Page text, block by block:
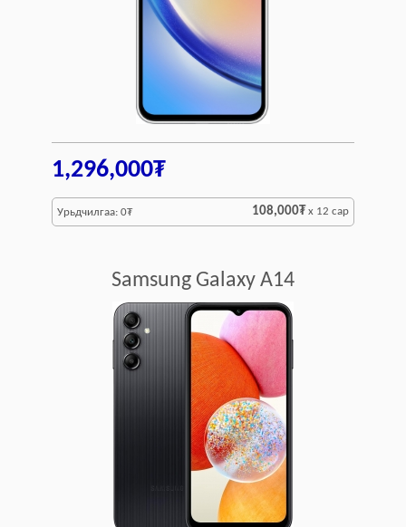
1,296,000₮
Урьдчилгаа: 0₮ 108,000₮ x 12 сар
Samsung Galaxy A14